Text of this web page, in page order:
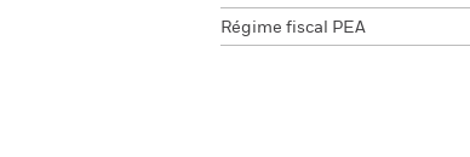
Régime fiscal PEA